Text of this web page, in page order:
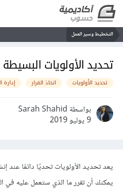
التخطيط وسير العمل
تحديد الأولويات البسيطة
تحديد الأولويات اتخاذ القرار إدارة
بواسطة Sarah Shahid
9 يوليو 2019
يعد تحديد الأولويات تحديًا دائمًا عند
يمكنك أن تقرر ما الذي ستعمل عليه في